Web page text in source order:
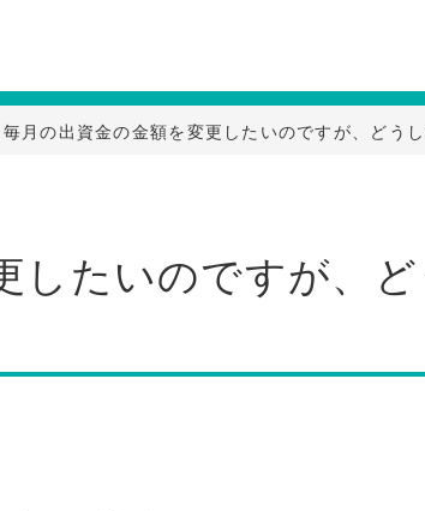
毎月の出資金の金額を変更したいのですが、どう
したいのですが、